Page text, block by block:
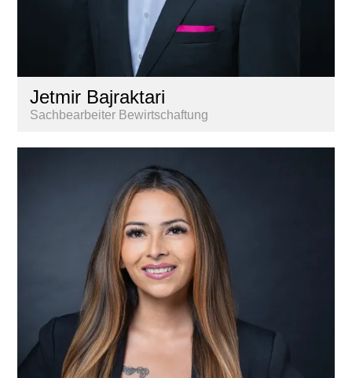
Jetmir Bajraktari
Sachbearbeiter Bewirtschaftung